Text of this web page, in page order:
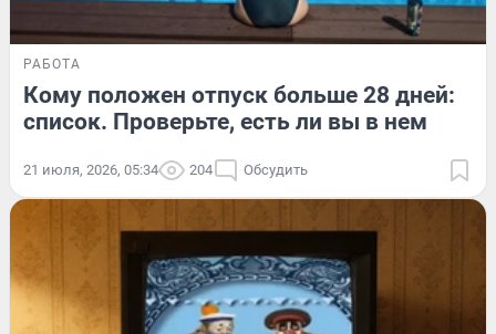
РАБОТА
Кому положен отпуск больше 28 дней:
список. Проверьте, есть ли вы в нем
21 июля, 2026, 05:34 204 Обсудить